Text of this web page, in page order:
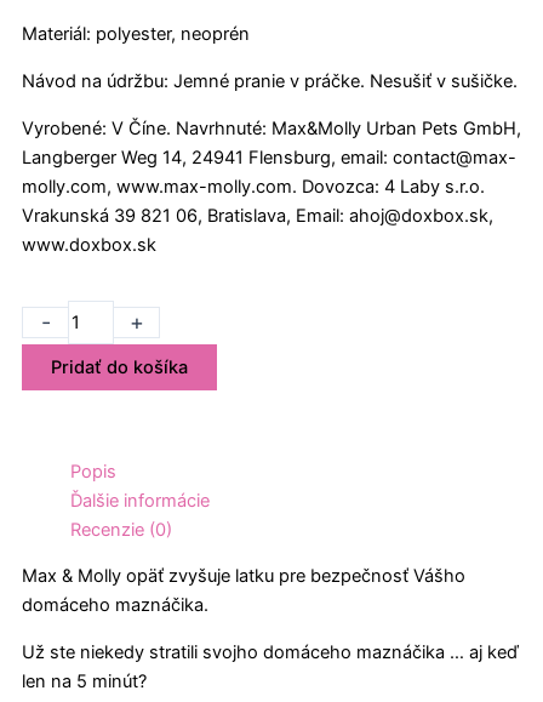
Materiál: polyester, neoprén
Návod na údržbu: Jemné pranie v práčke. Nesušiť v sušičke.
Vyrobené: V Číne. Navrhnuté: Max&Molly Urban Pets GmbH,
Langberger Weg 14, 24941 Flensburg, email: contact@max-
molly.com, www.max-molly.com. Dovozca: 4 Laby s.r.o.
Vrakunská 39 821 06, Bratislava, Email: ahoj@doxbox.sk,
www.doxbox.sk
-
množstvo
Max&Molly
Obojok
+
Pridať do košíka
Popis
Ďalšie informácie
Recenzie (0)
Max & Molly opäť zvyšuje latku pre bezpečnosť Vášho
domáceho maznáčika.
Už ste niekedy stratili svojho domáceho maznáčika … aj keď
len na 5 minút?